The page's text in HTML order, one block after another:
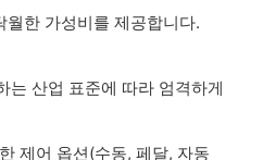
한 가성비를 제공합니다.
는 산업 표준에 따라 엄격하게
제어 옵션(수동, 페달, 자동